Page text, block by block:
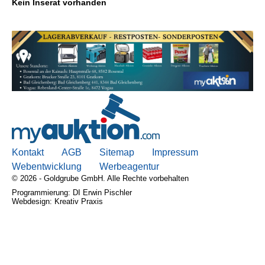
AGB, Nutzungsbedingungen
Impressum
Kein Inserat vorhanden
Kontakt AGB Sitemap
Impressum
Webentwicklung
Werbeagentur
© 2026 - Goldgrube GmbH. Alle Rechte vorbehalten
Programmierung: DI Erwin Pischler
Webdesign: Kreativ Praxis